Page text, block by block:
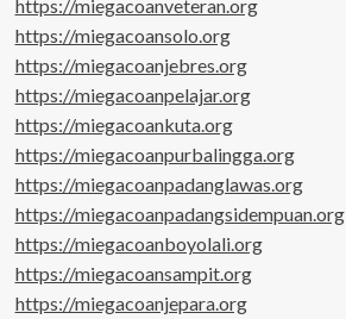
https://miegacoanveteran.org
https://miegacoansolo.org
https://miegacoanjebres.org
https://miegacoanpelajar.org
https://miegacoankuta.org
https://miegacoanpurbalingga.org
https://miegacoanpadanglawas.org
https://miegacoanpadangsidempuan.org
https://miegacoanboyolali.org
https://miegacoansampit.org
https://miegacoanjepara.org